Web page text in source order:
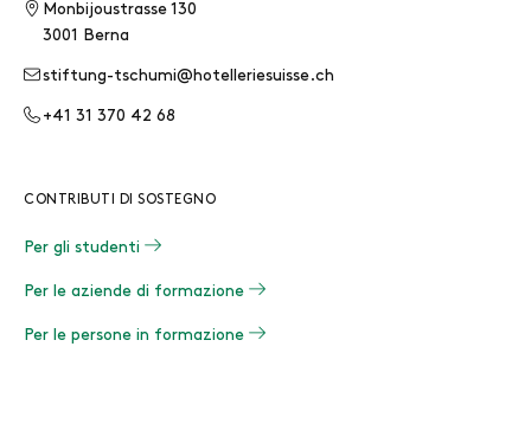
Monbijoustrasse 130
3001 Berna
stiftung-tschumi@hotelleriesuisse.ch
+41 31 370 42 68
CONTRIBUTI DI SOSTEGNO
Per gli studenti
Per le aziende di formazione
Per le persone in formazione